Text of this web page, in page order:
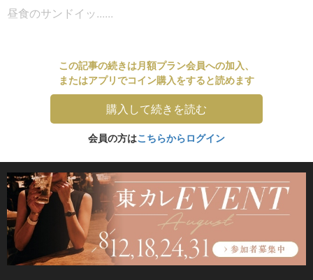
昼食のサンドイッ......
この記事の続きは月額プラン会員への加入、
またはアプリでコイン購入をすると読めます
購入して続きを読む
会員の方はこちらからログイン